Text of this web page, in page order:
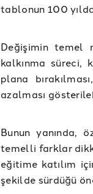
tablonun 100
Değişimin temel
kalkınma süreci,
plana
azalması
Bunun yanında,
temelli farklar
eğitime katılım
şekilde sürdüğü